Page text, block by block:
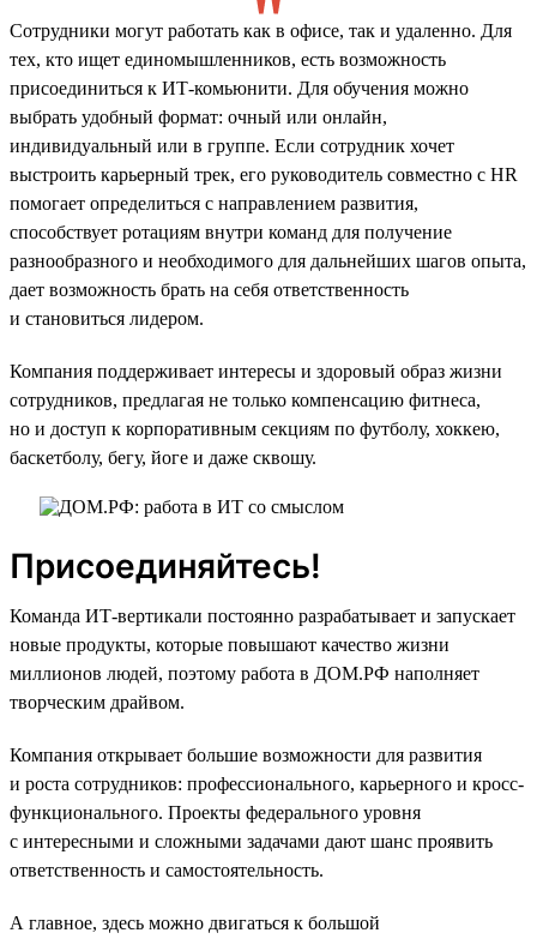
Сотрудники могут работать как в офисе, так и удаленно. Для
тех, кто ищет единомышленников, есть возможность
присоединиться к ИТ-комьюнити. Для обучения можно
выбрать удобный формат: очный или онлайн,
индивидуальный или в группе. Если сотрудник хочет
выстроить карьерный трек, его руководитель совместно с HR
помогает определиться с направлением развития,
способствует ротациям внутри команд для получение
разнообразного и необходимого для дальнейших шагов опыта,
дает возможность брать на себя ответственность
и становиться лидером.
Компания поддерживает интересы и здоровый образ жизни
сотрудников, предлагая не только компенсацию фитнеса,
но и доступ к корпоративным секциям по футболу, хоккею,
баскетболу, бегу, йоге и даже сквошу.
Присоединяйтесь!
Команда ИТ-вертикали постоянно разрабатывает и запускает
новые продукты, которые повышают качество жизни
миллионов людей, поэтому работа в ДОМ.РФ наполняет
творческим драйвом.
Компания открывает большие возможности для развития
и роста сотрудников: профессионального, карьерного и кросс-
функционального. Проекты федерального уровня
с интересными и сложными задачами дают шанс проявить
ответственность и самостоятельность.
А главное, здесь можно двигаться к большой